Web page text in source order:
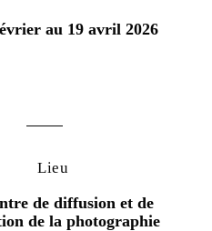
au 19 avril 2026
Lieu
de diffusion et de
de la photographie